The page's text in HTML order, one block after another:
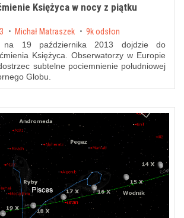
Księżyca w nocy z piątku
byMichał Matraszek 9k odsłon
19 października 2013 dojdzie do
Księżyca. Obserwatorzy w Europie
subtelne pociemnienie południowej
Globu.